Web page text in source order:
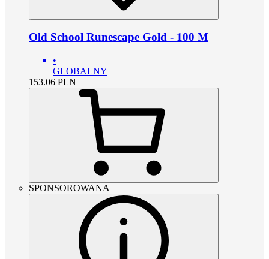
Old School Runescape Gold - 100 M
•
GLOBALNY
153.06 PLN
SPONSOROWANA